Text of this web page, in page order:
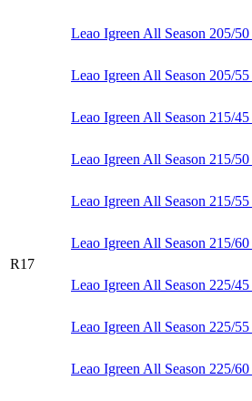
R17
Leao Igreen All Season 205/
Leao Igreen All Season 205/
Leao Igreen All Season 215/
Leao Igreen All Season 215/
Leao Igreen All Season 215/
Leao Igreen All Season 215/
Leao Igreen All Season 225/
Leao Igreen All Season 225/
Leao Igreen All Season 225/